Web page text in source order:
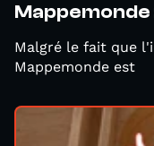
Malgré le fait que
Mappemonde est